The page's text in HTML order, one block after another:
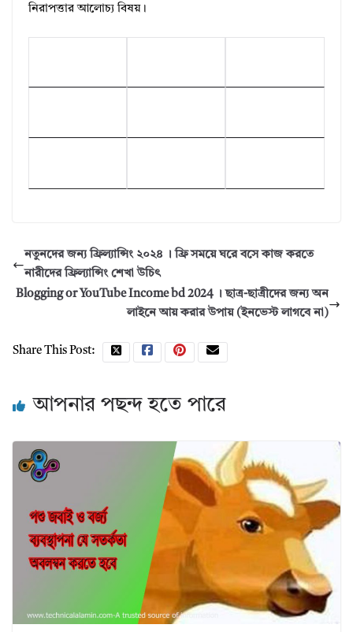
নিরাপত্তার আলোচ্য বিষয়।
নতুনদের জন্য ফ্রিল্যান্সিং ২০২৪ । ফ্রি সময়ে ঘরে বসে কাজ করতে
নারীদের ফ্রিল্যান্সিং শেখা উচিৎ
Blogging or YouTube Income bd 2024 । ছাত্র-ছাত্রীদের জন্য অন
লাইনে আয় করার উপায় (ইনভেস্ট লাগবে না)
Share This Post:
আপনার পছন্দ হতে পারে